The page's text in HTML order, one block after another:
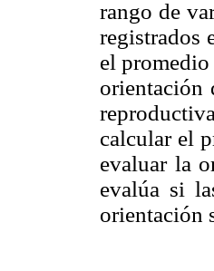
rango de
registrados
el
orientación
calcular el
evaluar la
evalúa si
orientación